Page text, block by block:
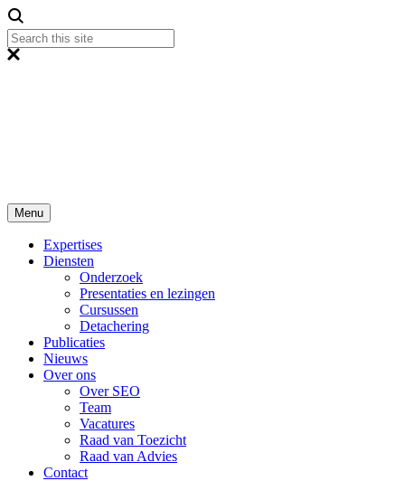
Menu
Expertises
Diensten
Onderzoek
Presentaties en lezingen
Cursussen
Detachering
Publicaties
Nieuws
Over ons
Over SEO
Team
Vacatures
Raad van Toezicht
Raad van Advies
Contact